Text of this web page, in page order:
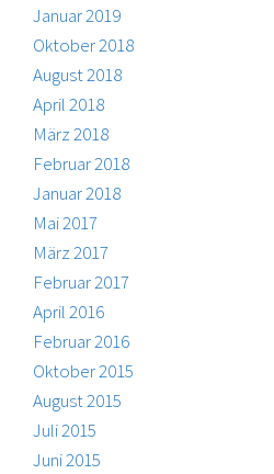
Januar 2019
Oktober 2018
August 2018
April 2018
März 2018
Februar 2018
Januar 2018
Mai 2017
März 2017
Februar 2017
April 2016
Februar 2016
Oktober 2015
August 2015
Juli 2015
Juni 2015